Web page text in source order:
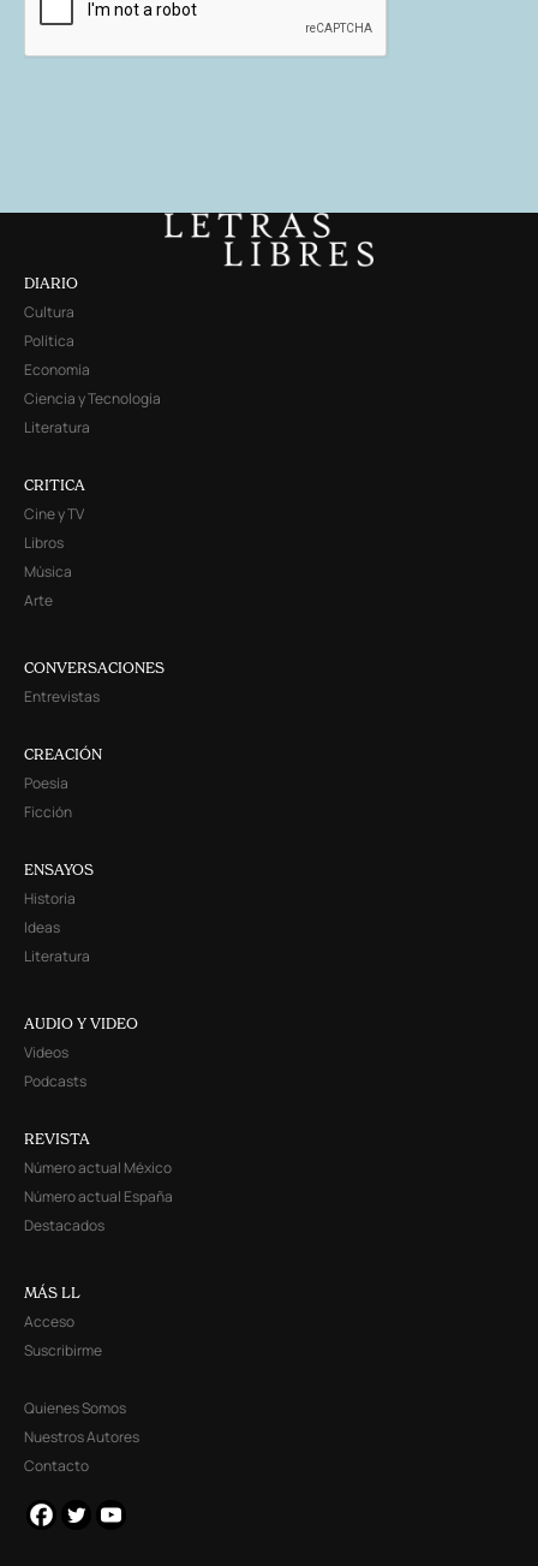
DIARIO
Cultura
Política
Economía
Ciencia y Tecnología
Literatura
CRITICA
Cine y TV
Libros
Música
Arte
CONVERSACIONES
Entrevistas
CREACIÓN
Poesía
Ficción
ENSAYOS
Historia
Ideas
Literatura
AUDIO Y VIDEO
Videos
Podcasts
REVISTA
Número actual México
Número actual España
Destacados
MÁS LL
Acceso
Suscribirme
Quienes Somos
Nuestros Autores
Contacto